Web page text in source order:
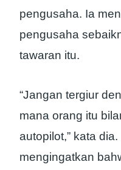
pengusaha. Ia
pengusaha
tawaran itu.
“Jangan tergiur
mana orang itu
autopilot,” kata
mengingatkan